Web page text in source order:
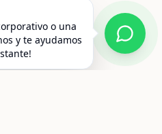
o una
y te ayudamos